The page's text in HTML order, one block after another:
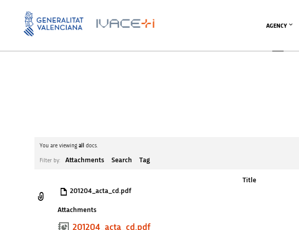
AGENCY
You are viewingall docs.
Filter by: Attachments Search Tag
Title
201204_acta_cd.pdf
Attachments
201204_acta_cd.pdf